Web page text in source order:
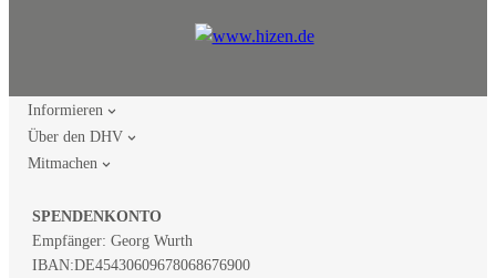
Informieren
Über den DHV
Mitmachen
SPENDENKONTO
Empfänger: Georg Wurth
IBAN:DE45430609678068676900